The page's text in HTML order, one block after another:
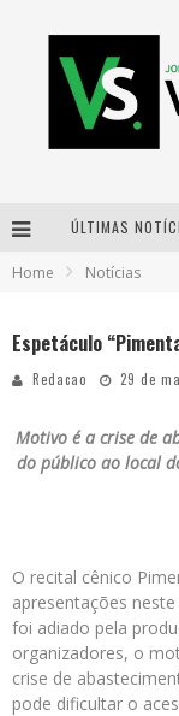
ÚLTIMAS
Home Notícias
Espetáculo
Redacao 29 de
Motivo é a crise de
do público ao local
O recital cênico
apresentações
foi adiado pela
organizadores, o
crise de
pode dificultar o